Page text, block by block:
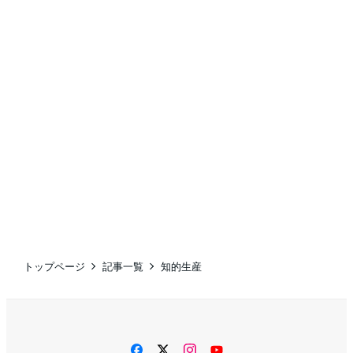
トップページ 記事一覧 知的生産
facebooktwitterinstagram
YouTube